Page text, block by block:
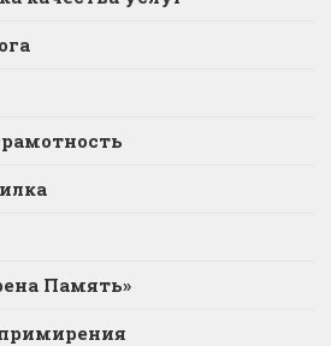
Память»